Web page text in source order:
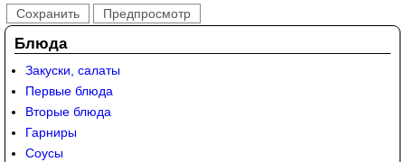
Блюда
Закуски, салаты
Первые блюда
Вторые блюда
Гарниры
Соусы